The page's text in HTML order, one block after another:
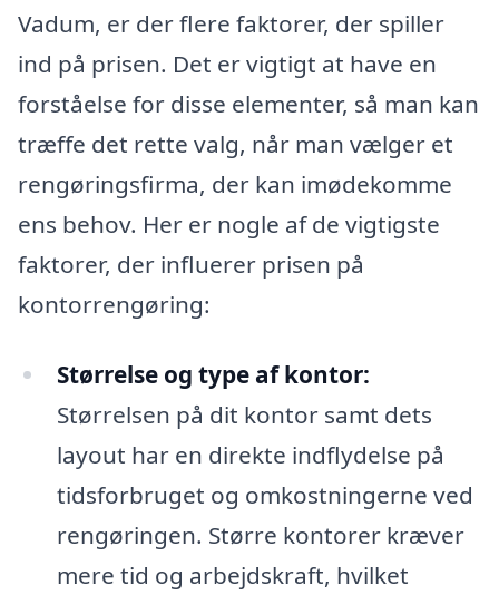
Vadum, er der flere faktorer, der spiller
ind på prisen. Det er vigtigt at have en
forståelse for disse elementer, så man kan
træffe det rette valg, når man vælger et
rengøringsfirma, der kan imødekomme
ens behov. Her er nogle af de vigtigste
faktorer, der influerer prisen på
kontorrengøring:
Størrelse og type af kontor:
Størrelsen på dit kontor samt dets
layout har en direkte indflydelse på
tidsforbruget og omkostningerne ved
rengøringen. Større kontorer kræver
mere tid og arbejdskraft, hvilket